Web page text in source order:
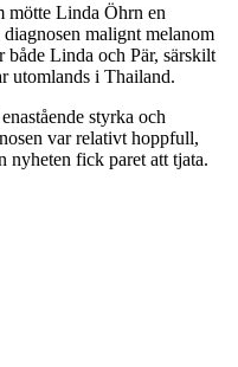
mötte Linda Öhrn en
malignt melanom
både Linda och Pär, särskilt
utomlands i Thailand.
styrka och
var relativt hoppfull,
nyheten fick paret att tjata.